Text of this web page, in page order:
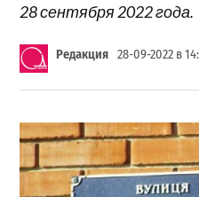
28 сентября 2022 года.
Редакция 28-09-2022 в